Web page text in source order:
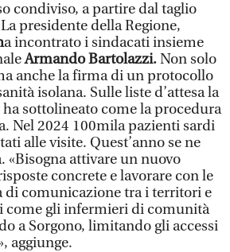
condiviso, a partire dal taglio
presidente della Regione,
a incontrato i sindacati insieme
Armando Bartolazzi.Non solo
anche la firma di un protocollo
isolana. Sulle liste d’attesa la
ha sottolineato come la procedura
Nel 2024 100mila pazienti sardi
alle visite. Quest’anno se ne
«Bisogna attivare un nuovo
concrete e lavorare con le
di comunicazione tra i territori e
come gli infermieri di comunità
a Sorgono, limitando gli accessi
aggiunge.